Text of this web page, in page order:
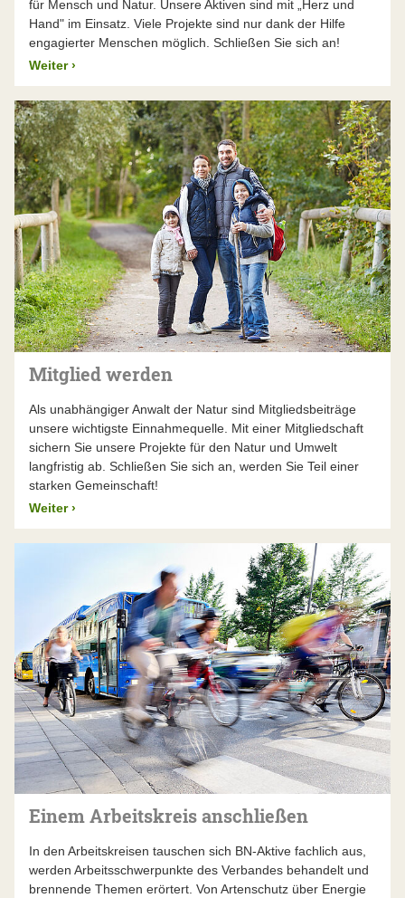
für Mensch und Natur. Unsere Aktiven sind mit „Herz und
Hand" im Einsatz. Viele Projekte sind nur dank der Hilfe
engagierter Menschen möglich. Schließen Sie sich an!
Weiter ›
Mitglied werden
Als unabhängiger Anwalt der Natur sind Mitgliedsbeiträge
unsere wichtigste Einnahmequelle. Mit einer Mitgliedschaft
sichern Sie unsere Projekte für den Natur und Umwelt
langfristig ab. Schließen Sie sich an, werden Sie Teil einer
starken Gemeinschaft!
Weiter ›
Einem Arbeitskreis anschließen
In den Arbeitskreisen tauschen sich BN-Aktive fachlich aus,
werden Arbeitsschwerpunkte des Verbandes behandelt und
brennende Themen erörtert. Von Artenschutz über Energie